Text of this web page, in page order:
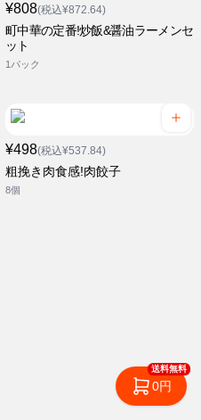
¥808(税込¥872.64)
町中華の定番!炒飯&醤油ラーメンセ
ット
1パック
¥498(税込¥537.84)
粗挽き肉食感!肉餃子
8個
送料無料
0円